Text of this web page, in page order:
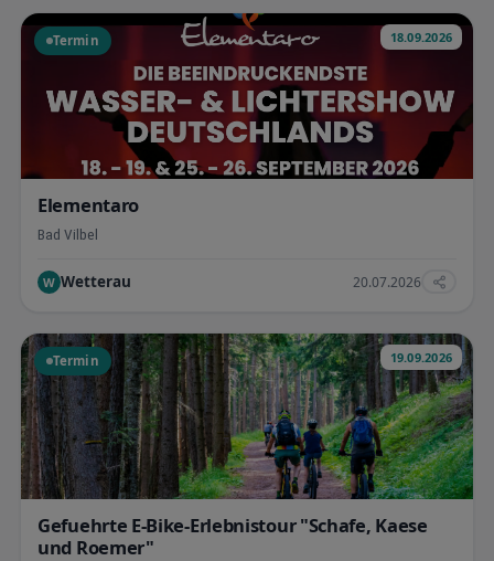
Termin 18.09.2026
Elementaro
Bad Vilbel
W Wetterau 20.07.2026
Termin 19.09.2026
Gefuehrte E-Bike-Erlebnistour "Schafe, Kaese
und Roemer"